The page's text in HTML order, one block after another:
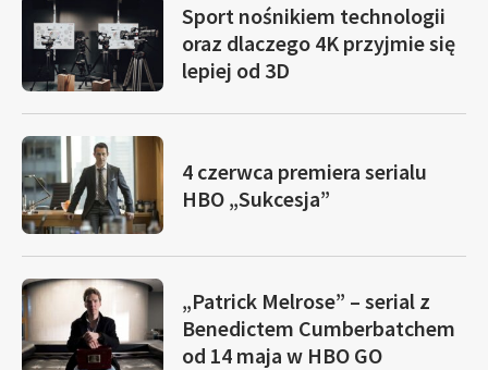
Sport nośnikiem technologii
oraz dlaczego 4K przyjmie się
lepiej od 3D
4 czerwca premiera serialu
HBO „Sukcesja”
„Patrick Melrose” – serial z
Benedictem Cumberbatchem
od 14 maja w HBO GO